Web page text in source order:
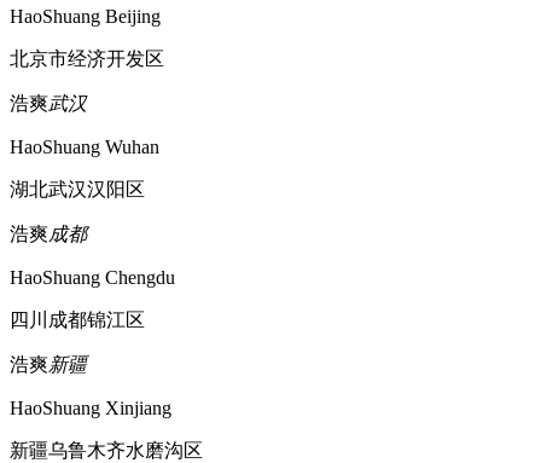
HaoShuang Beijing
北京市经济开发区
浩爽武汉
HaoShuang Wuhan
湖北武汉汉阳区
浩爽成都
HaoShuang Chengdu
四川成都锦江区
浩爽新疆
HaoShuang Xinjiang
新疆乌鲁木齐水磨沟区